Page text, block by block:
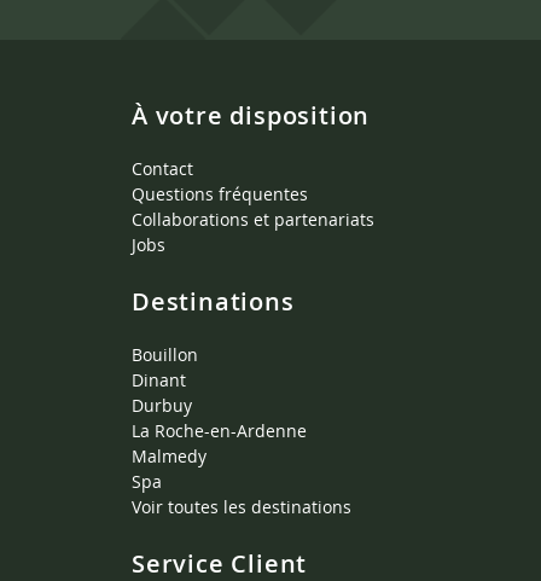
À votre disposition
Contact
Questions fréquentes
Collaborations et partenariats
Jobs
Destinations
Bouillon
Dinant
Durbuy
La Roche-en-Ardenne
Malmedy
Spa
Voir toutes les destinations
Service Client